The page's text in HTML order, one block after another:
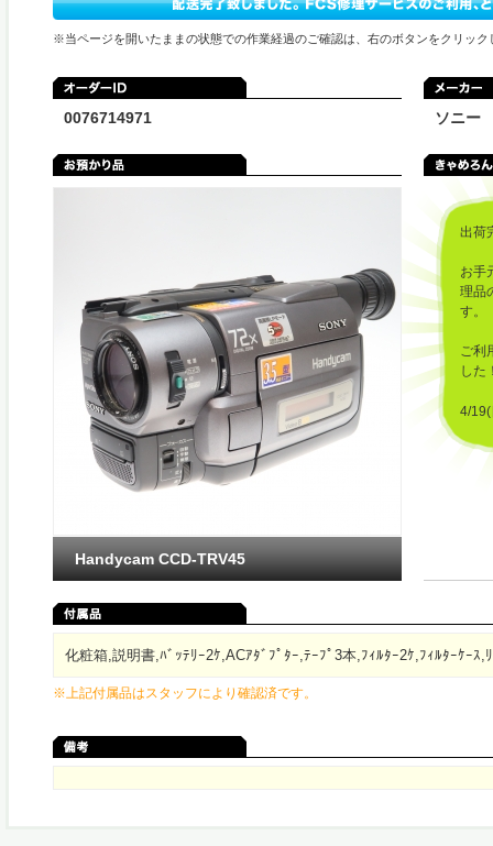
※当ページを開いたままの状態での作業経過のご確認は、右のボタンをクリック
0076714971 ソニー
出荷
お手
理品
す。
ご利
した
4/19(
Handycam CCD-TRV45
化粧箱,説明書,ﾊﾞｯﾃﾘｰ2ｹ,ACｱﾀﾞﾌﾟﾀｰ,ﾃｰﾌﾟ3本,ﾌｨﾙﾀｰ2ｹ,ﾌｨﾙﾀｰｹｰｽ,
※上記付属品はスタッフにより確認済です。